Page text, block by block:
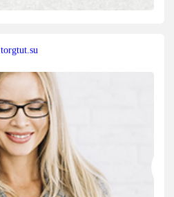
torgtut.su